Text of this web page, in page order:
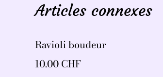
Articles connexes
Ravioli boudeur
10.00 CHF